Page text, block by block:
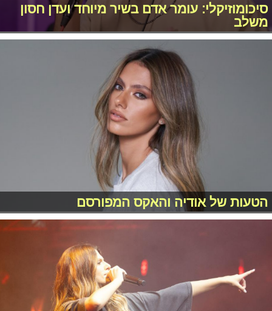
סיכומוזיקלי: עומר אדם בשיר מיוחד ועדן חסון
משלב
הטעות של אודיה והאקס המפורסם